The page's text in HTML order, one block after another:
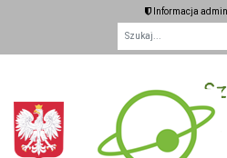
Informacja
im.